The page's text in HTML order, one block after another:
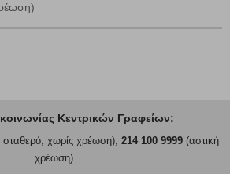
Κεντρικών Γραφείων:
χωρίς χρέωση), 214 100 9999(αστική
χρέωση)